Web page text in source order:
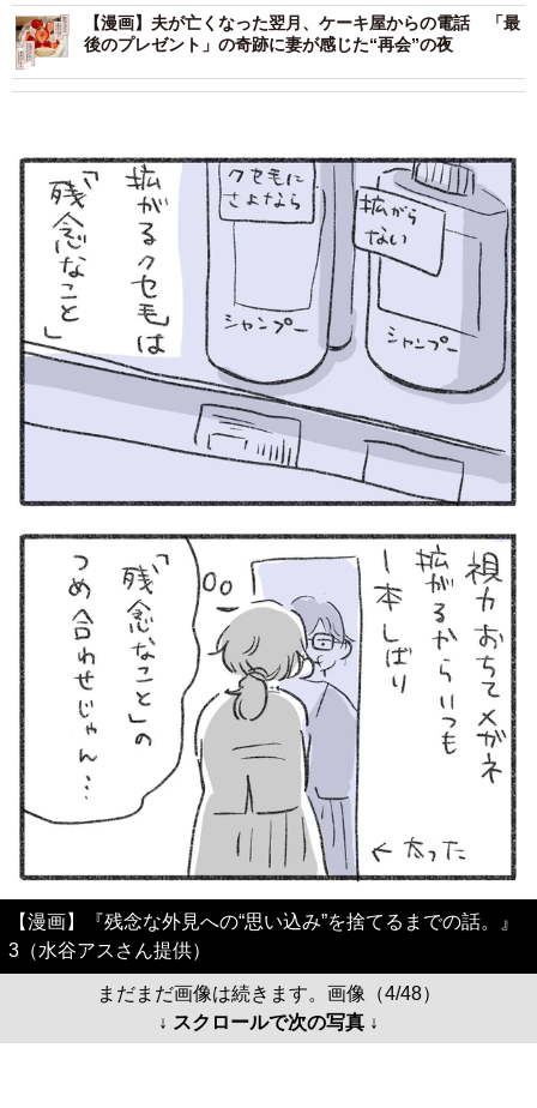
【漫画】夫が亡くなった翌月、ケーキ屋からの電話 「最
後のプレゼント」の奇跡に妻が感じた“再会”の夜
【漫画】『残念な外見への“思い込み”を捨てるまでの話。』
3（水谷アスさん提供）
まだまだ画像は続きます。画像（4/48）
↓ スクロールで次の写真 ↓